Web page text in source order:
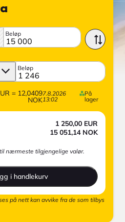
Beløp
Beløp
= 12,0409
NOK
7.8.2026
13:02
På
lager
1 250,00 EUR
15 051,14 NOK
nærmeste tilgjengelige valør.
i handlekurv
på nett kan avvike fra de som tilbys